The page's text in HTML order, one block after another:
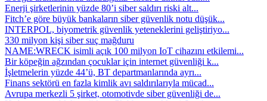
Enerji şirketlerinin yüzde 80’i siber saldırı riski alt...
Fitch’e göre büyük bankaların siber güvenlik notu düşük...
INTERPOL, biyometrik güvenlik yeteneklerini geliştiriyo...
330 milyon kişi siber suç mağduru
NAME:WRECK isimli açık 100 milyon IoT cihazını etkilemi...
Bir köpeğin ağzından çocuklar için internet güvenliği k...
İşletmelerin yüzde 44’ü, BT departmanlarında ayrı...
Finans sektörü en fazla kimlik avı saldırılarıyla mücad...
Avrupa merkezli 5 şirket, otomotivde siber güvenliği de...